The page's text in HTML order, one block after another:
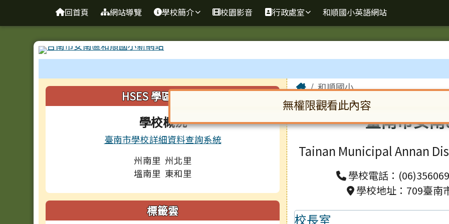
台南市和順國小新校網
回首頁 網站導覽 學校簡介 校園影音 行政處室 和順國小英語網站
左邊區域內容HSES 學區與概況
學校概況
臺南市學校詳細資料查詢系統
州南里 州北里
塭南里 東和里
標籤雲
主內容區域
Home和順國小
臺南市安
Tainan Municipal Annan
學校電話：
學校地址：709臺南
校長室
頁尾區域
無權限觀看此內容
對話框已開啟。請使用 Tab 鍵在選項間移動焦點。按